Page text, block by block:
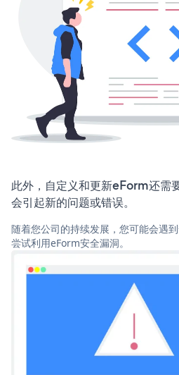
此外，自定义和更新eForm还需
会引起新的问题或错误。
随着您公司的持续发展，您可能会遇
尝试利用eForm安全漏洞。